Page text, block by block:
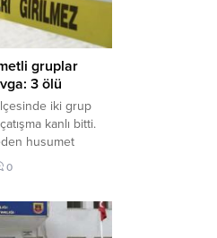
gruplar
3 ölü
ilçesinde iki grup
kanlı bitti.
husumet
kavgası
yaşamını
Mahallesi’nde
bilgilere göre,
0